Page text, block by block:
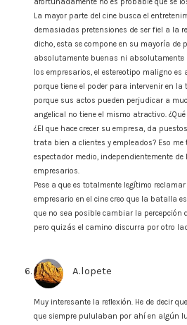
La mayor parte del cine busca el
demasiadas pretensiones de ser fiel a la
dicho, esta se compone en su mayoría de
absolutamente buenas ni absolutamente
los empresarios, el estereotipo maligno
porque tiene el poder para intervenir en
porque sus actos pueden perjudicar a
angelical no tiene el mismo atractivo.
¿El que hace crecer su empresa, da
trata bien a clientes y empleados? Eso me
espectador medio, independientemente
empresarios.
Pese a que es totalmente legítimo
empresario en el cine creo que la batalla
que no sea posible cambiar la percepción
pero quizás el camino discurra por otro
A.lopete
Muy interesante la reflexión. He de decir
que siempre pululaban por ahí en algún